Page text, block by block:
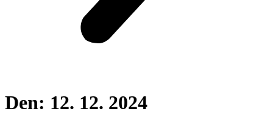
Den: 12. 12. 2024